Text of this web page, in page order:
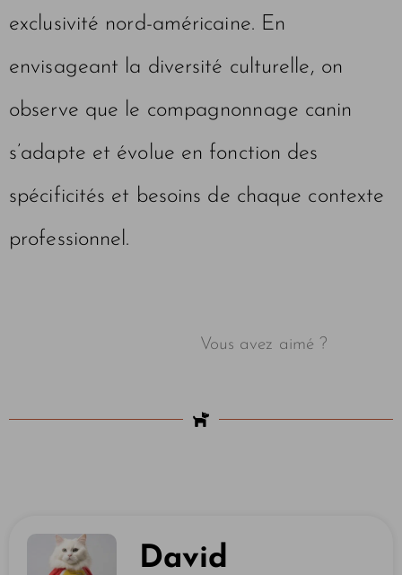
exclusivité nord-américaine. En
envisageant la diversité culturelle, on
observe que le compagnonnage canin
s’adapte et évolue en fonction des
spécificités et besoins de chaque contexte
professionnel.
Vous avez aimé ?
David